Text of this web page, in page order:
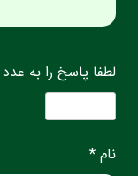
لطفا پاسخ را به
نام *